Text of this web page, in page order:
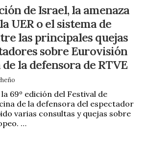
de Israel, la amenaza
UER o el sistema de
las principales quejas
sobre Eurovisión
la defensora de RTVE
69º edición del Festival de
de la defensora del espectador
varias consultas y quejas sobre
…